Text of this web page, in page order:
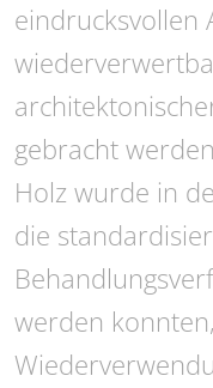
eindrucksvollen
gebracht
Holz wurde in
die
werden